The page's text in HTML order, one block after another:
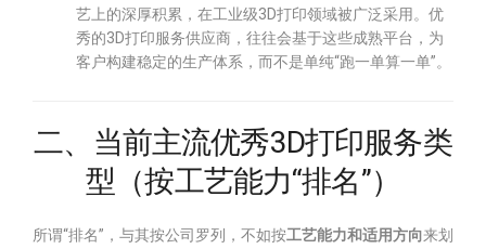
艺上的深厚积累，在工业级3D打印领域被广泛采用。优
秀的3D打印服务供应商，往往会基于这些成熟平台，为
客户构建稳定的生产体系，而不是单纯“跑一单算一单”。
二、当前主流优秀3D打印服务类
型（按工艺能力“排名”）
所谓“排名”，与其按公司罗列，不如按工艺能力和适用方向来划